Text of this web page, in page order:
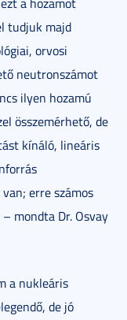
tudjuk majd
orvosi
neutronszámot
ilyen hozamú
összemérhető, de
kínáló, lineáris
erre számos
mondta Dr. Osvay
a nukleáris
de jó